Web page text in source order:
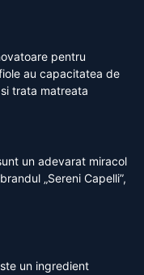
pentru
au capacitatea de
trata matreata
un adevarat miracol
„Sereni Capelli”,
un ingredient